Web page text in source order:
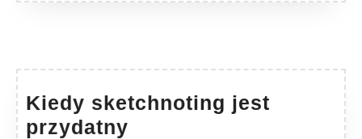
Kiedy sketchnoting jest
przydatny